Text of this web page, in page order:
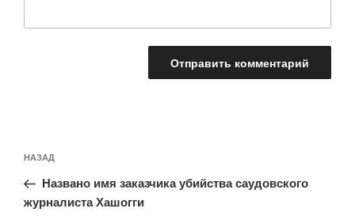
по
записям
Предыдущая
запись:
НАЗАД
Названо имя заказчика убийства саудовского
журналиста Хашогги